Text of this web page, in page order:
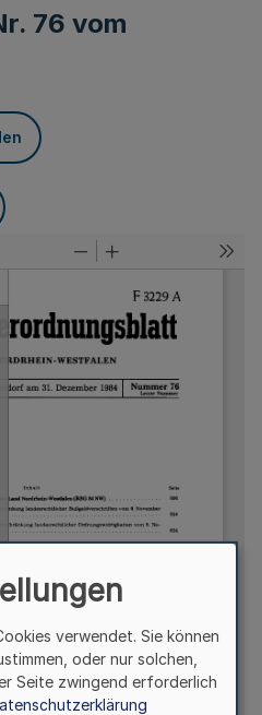
76 vom
verwendet. Sie können
oder nur solchen,
Seite zwingend erforderlich